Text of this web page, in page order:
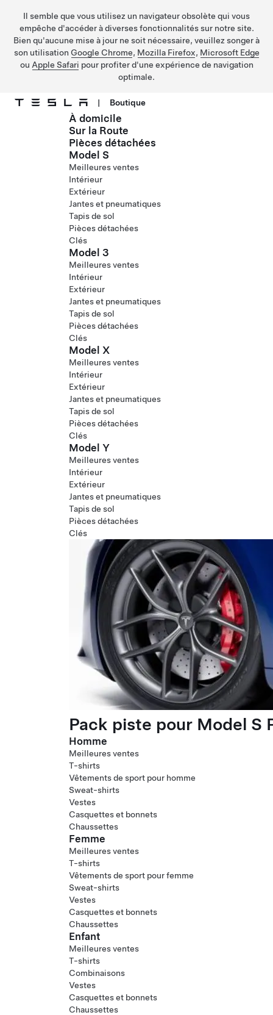
Il semble que vous utilisez un navigateur obsolète qui vous
empêche d'accéder à diverses fonctionnalités sur notre site.
Bien qu'aucune mise à jour ne soit nécessaire, veuillez songer à
son utilisation Google Chrome, Mozilla Firefox, Microsoft Edge
ou Apple Safari pour profiter d'une expérience de navigation
optimale.
Passer au contenu principal
| Boutique
À domicile
Sur la Route
Pièces détachées
Model S
Meilleures ventes
Intérieur
Extérieur
Jantes et pneumatiques
Tapis de sol
Pièces détachées
Clés
Model 3
Meilleures ventes
Intérieur
Extérieur
Jantes et pneumatiques
Tapis de sol
Pièces détachées
Clés
Model X
Meilleures ventes
Intérieur
Extérieur
Jantes et pneumatiques
Tapis de sol
Pièces détachées
Clés
Model Y
Meilleures ventes
Intérieur
Extérieur
Jantes et pneumatiques
Tapis de sol
Pièces détachées
Clés
Pack piste pour Model S
Homme
Meilleures ventes
T-shirts
Vêtements de sport pour homme
Sweat-shirts
Vestes
Casquettes et bonnets
Chaussettes
Femme
Meilleures ventes
T-shirts
Vêtements de sport pour femme
Sweat-shirts
Vestes
Casquettes et bonnets
Chaussettes
Enfant
Meilleures ventes
T-shirts
Combinaisons
Vestes
Casquettes et bonnets
Chaussettes